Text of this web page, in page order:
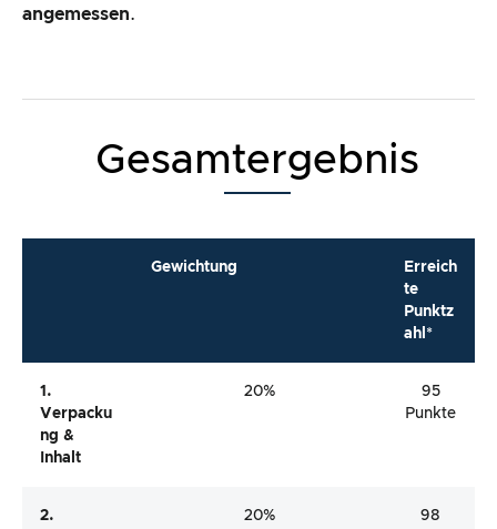
angemessen.
Gesamtergebnis
Gewichtung
Erreich
te
Punktz
ahl*
1.
Verpacku
Ng &
Inhalt
20%
95
Punkte
2. 20% 98